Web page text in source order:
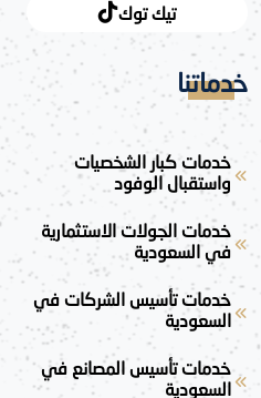
تيك توك
خدماتنا
خدمات كبار الشخصيات
واستقبال الوفود
خدمات الجولات الاستثمارية
في السعودية
خدمات تأسيس الشركات في
السعودية
خدمات تأسيس المصانع في
السعودية